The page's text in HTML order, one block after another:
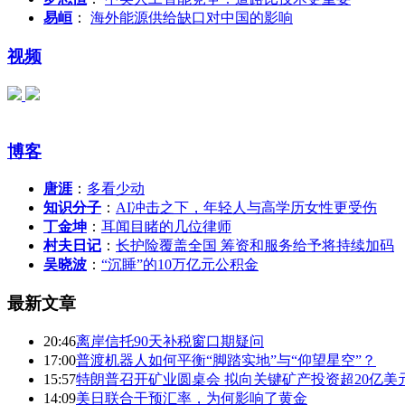
易峘 ： 海外能源供给缺口对中国的影响
视频
博客
唐涯 ： 多看少动
知识分子 ： AI冲击之下，年轻人与高学历女性更受伤
丁金坤 ： 耳闻目睹的几位律师
村夫日记 ： 长护险覆盖全国 筹资和服务给予将持续加码
吴晓波 ： “沉睡”的10万亿元公积金
最新文章
20:46离岸信托90天补税窗口期疑问
17:00普渡机器人如何平衡“脚踏实地”与“仰望星空”？
15:57特朗普召开矿业圆桌会 拟向关键矿产投资超20亿美
14:09美日联合干预汇率，为何影响了黄金